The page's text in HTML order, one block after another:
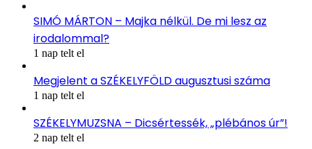
SIMÓ MÁRTON – Majka nélkül. De mi lesz az
irodalommal?
1 nap telt el
Megjelent a SZÉKELYFÖLD augusztusi száma
1 nap telt el
SZÉKELYMUZSNA – Dicsértessék, „plébános úr”!
2 nap telt el